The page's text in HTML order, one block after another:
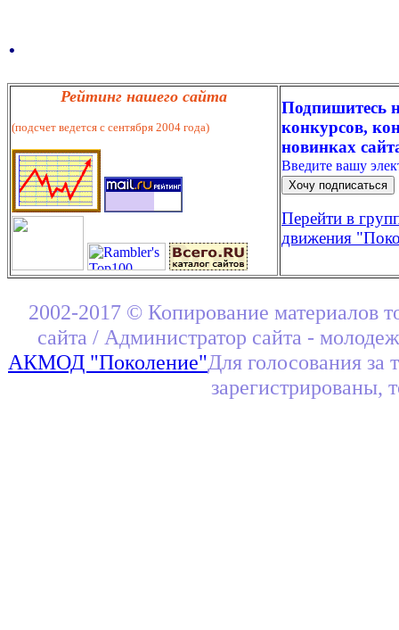
.
Рейтинг нашего сайта
(подсчет ведется с сентября 2004 года)
Подпишитесь
конкурсов,
новинках
Введите вашу
Перейти в
движения
2002-2017 © Копирование материалов
сайта / Администратор сайта -
АКМОД "Поколение"Для голосования за
зарегистрированы,